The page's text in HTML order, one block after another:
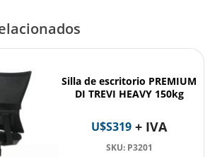
Silla de escritorio PREMIUM
DI TREVI HEAVY 150kg
U$S319 + IVA
SKU: P3201